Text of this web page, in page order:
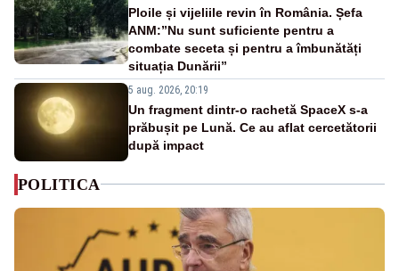
Ploile și vijeliile revin în România. Șefa
ANM:”Nu sunt suficiente pentru a
combate seceta și pentru a îmbunătăți
situația Dunării”
5 aug. 2026, 20:19
Un fragment dintr-o rachetă SpaceX s-a
prăbușit pe Lună. Ce au aflat cercetătorii
după impact
POLITICA